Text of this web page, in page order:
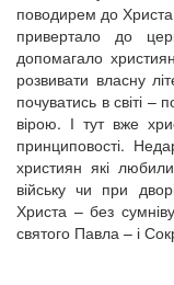
поводирем до Христа
привертало до
допомагало
розвивати власну
почуватись в світі –
вірою. І тут вже
принциповості.
християн які
війську чи при
Христа – без
святого Павла – і